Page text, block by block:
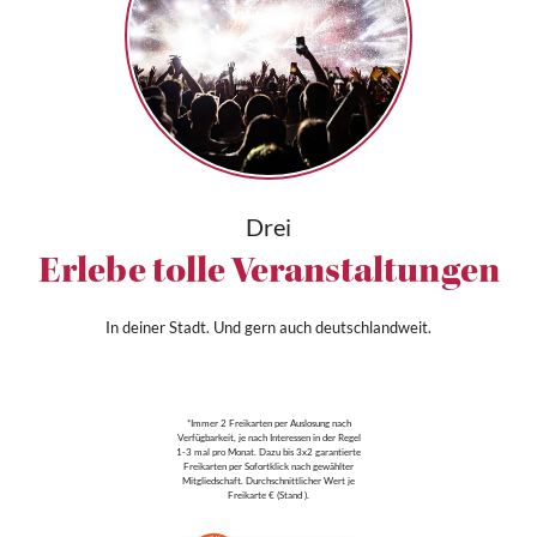
Drei
Erlebe tolle Veranstaltungen
In deiner Stadt. Und gern auch deutschlandweit.
*Immer 2 Freikarten per Auslosung nach
Verfügbarkeit, je nach Interessen in der Regel
1-3 mal pro Monat. Dazu bis 3x2 garantierte
Freikarten per Sofortklick nach gewählter
Mitgliedschaft. Durchschnittlicher Wert je
Freikarte € (Stand ).